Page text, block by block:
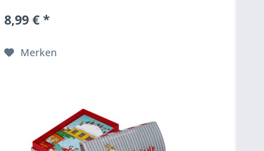
8,99 € *
Merken